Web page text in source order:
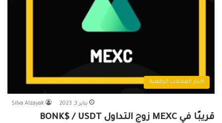
اخبار العملات الرقمية
Silva Alzayak يناير 3, 2023
قريبًا في MEXC زوج التداول BONK$ / USDT